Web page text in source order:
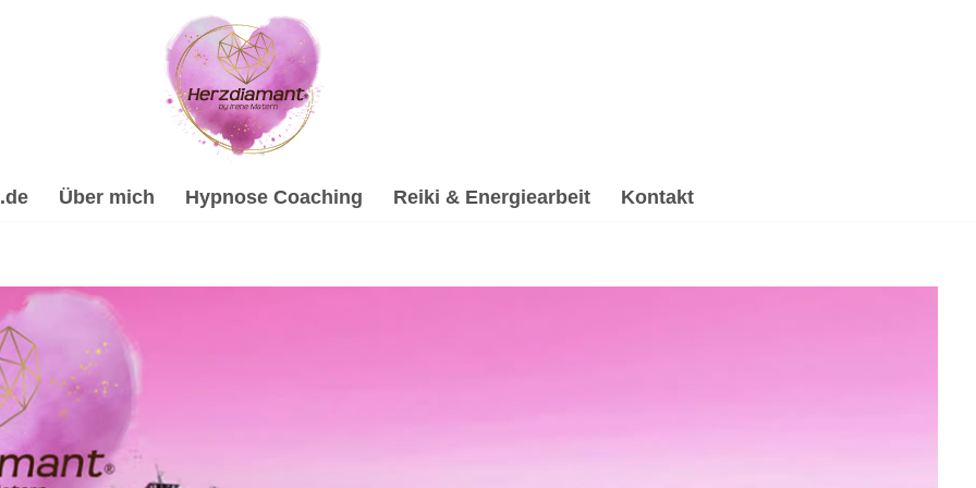
Über mich Hypnose Coaching Reiki & Energiearbeit Kontakt
Spirituelle Trauerverarbeitung & Trauerhilfe, Energiearbeit & Reiki, Psychologische Beratung,
Coach & psychologische Beraterin. ☑️ Spirituelle Trauerverarbeitung & Trauerhilfe, ✔️ Hypnose, ✔️ Reiki &
Coaching für Bempflingen. Nutze meine Erfahrung ✉.